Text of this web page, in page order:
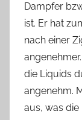
Dampfer
ist. Er hat
nach einer
die Liquids
angenehm.
aus, was